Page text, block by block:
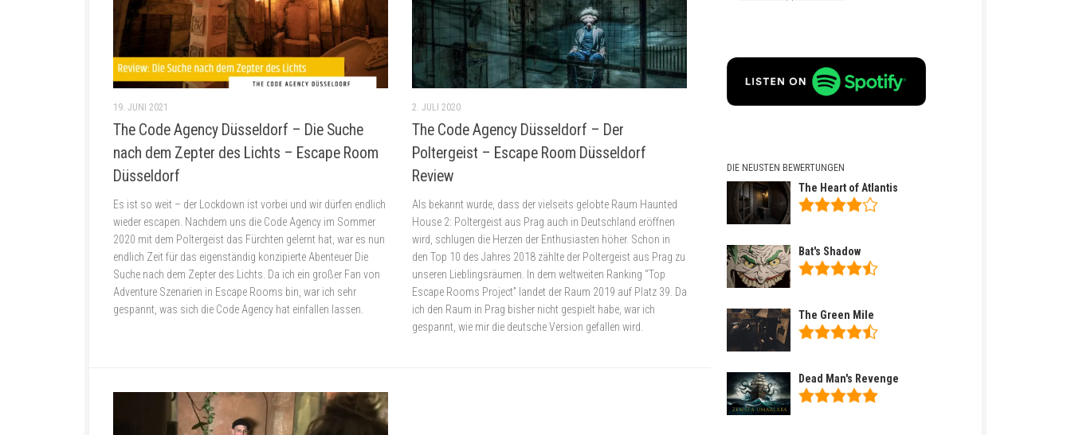
19. JUNI 2021
The Code Agency Düsseldorf – Die Suche
nach dem Zepter des Lichts – Escape Room
Düsseldorf
Es ist so weit – der Lockdown ist vorbei und wir dürfen endlich
wieder escapen. Nachdem uns die Code Agency im Sommer
2020 mit dem Poltergeist das Fürchten gelernt hat, war es nun
endlich Zeit für das eigenständig konzipierte Abenteuer Die
Suche nach dem Zepter des Lichts. Da ich ein großer Fan von
Adventure Szenarien in Escape Rooms bin, war ich sehr
gespannt, was sich die Code Agency hat einfallen lassen.
2. JULI 2020
The Code Agency Düsseldorf – Der
Poltergeist – Escape Room Düsseldorf
Review
Als bekannt wurde, dass der vielseits gelobte Raum Haunted
House 2: Poltergeist aus Prag auch in Deutschland eröffnen
wird, schlugen die Herzen der Enthusiasten höher. Schon in
den Top 10 des Jahres 2018 zählte der Poltergeist aus Prag zu
unseren Lieblingsräumen. In dem weltweiten Ranking “Top
Escape Rooms Project” landet der Raum 2019 auf Platz 39. Da
ich den Raum in Prag bisher nicht gespielt habe, war ich
gespannt, wie mir die deutsche Version gefallen wird.
DIE NEUSTEN BEWERTUNGEN
The Heart of Atlantis
Bat's Shadow
The Green Mile
Dead Man's Revenge